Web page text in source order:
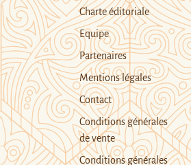
Charte éditoriale
Equipe
Partenaires
Mentions légales
Contact
Conditions générales
de vente
Conditions générales